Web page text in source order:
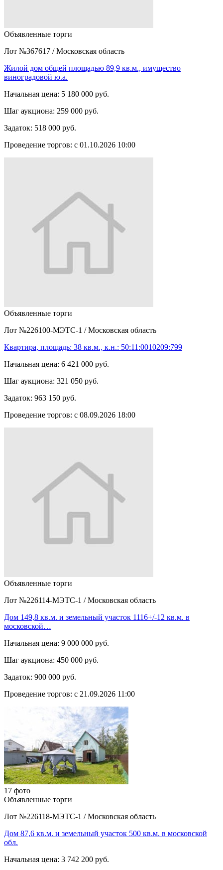
Объявленные торги
Лот №367617 / Московская область
Жилой дом общей площадью 89,9 кв.м., имущество
виноградовой ю.а.
Начальная цена: 5 180 000 руб.
Шаг аукциона: 259 000 руб.
Задаток: 518 000 руб.
Проведение торгов: с 01.10.2026 10:00
Объявленные торги
Лот №226100-МЭТС-1 / Московская область
Квартира, площадь: 38 кв.м., к.н.: 50:11:0010209:799
Начальная цена: 6 421 000 руб.
Шаг аукциона: 321 050 руб.
Задаток: 963 150 руб.
Проведение торгов: с 08.09.2026 18:00
Объявленные торги
Лот №226114-МЭТС-1 / Московская область
Дом 149,8 кв.м. и земельный участок 1116+/-12 кв.м. в
московской…
Начальная цена: 9 000 000 руб.
Шаг аукциона: 450 000 руб.
Задаток: 900 000 руб.
Проведение торгов: с 21.09.2026 11:00
17 фото
Объявленные торги
Лот №226118-МЭТС-1 / Московская область
Дом 87,6 кв.м. и земельный участок 500 кв.м. в московской
обл.
Начальная цена: 3 742 200 руб.